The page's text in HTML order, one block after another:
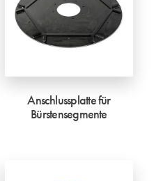
Anschlussplatte für
Bürstensegmente